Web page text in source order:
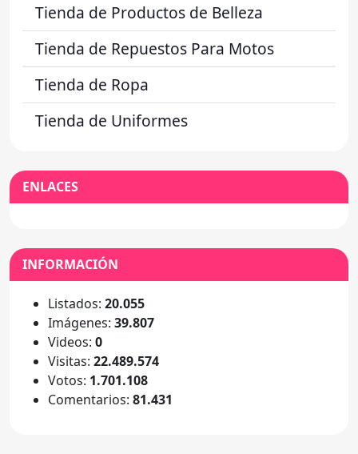
Tienda de Productos de Belleza
Tienda de Repuestos Para Motos
Tienda de Ropa
Tienda de Uniformes
ENLACES
INFORMACIÓN
Listados: 20.055
Imágenes: 39.807
Videos: 0
Visitas: 22.489.574
Votos: 1.701.108
Comentarios: 81.431